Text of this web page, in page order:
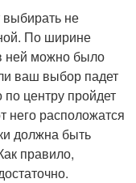
выбирать не
По ширине
ней можно было
ваш выбор падет
центру пройдет
него расположатся
должна быть
правило,